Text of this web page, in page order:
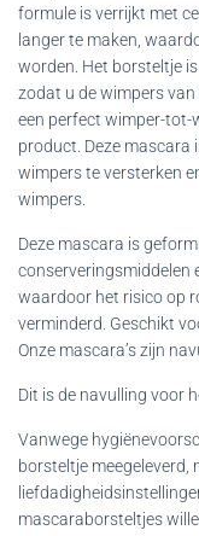
formule is verrijkt met
langer te maken,
worden. Het borsteltje
zodat u de wimpers
een perfect wimper-tot-
product. Deze mascara
wimpers te versterken
wimpers.
Deze mascara is
conserveringsmiddelen
waardoor het risico op
verminderd. Geschikt
Onze mascara’s zijn
Dit is de navulling voor
Vanwege
borsteltje meegeleverd,
mascaraborsteltjes